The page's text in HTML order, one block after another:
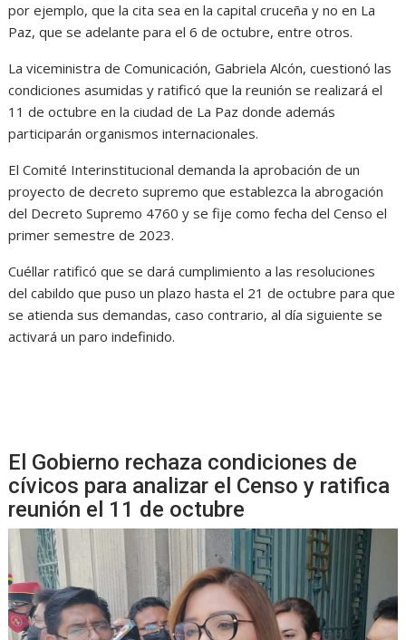
por ejemplo, que la cita sea en la capital cruceña y no en La
Paz, que se adelante para el 6 de octubre, entre otros.
La viceministra de Comunicación, Gabriela Alcón, cuestionó las
condiciones asumidas y ratificó que la reunión se realizará el
11 de octubre en la ciudad de La Paz donde además
participarán organismos internacionales.
El Comité Interinstitucional demanda la aprobación de un
proyecto de decreto supremo que establezca la abrogación
del Decreto Supremo 4760 y se fije como fecha del Censo el
primer semestre de 2023.
Cuéllar ratificó que se dará cumplimiento a las resoluciones
del cabildo que puso un plazo hasta el 21 de octubre para que
se atienda sus demandas, caso contrario, al día siguiente se
activará un paro indefinido.
El Gobierno rechaza condiciones de
cívicos para analizar el Censo y ratifica
reunión el 11 de octubre